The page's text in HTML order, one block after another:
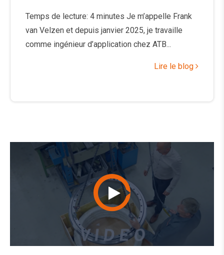
Temps de lecture: 4 minutes Je m’appelle Frank
van Velzen et depuis janvier 2025, je travaille
comme ingénieur d’application chez ATB...
Lire le blog